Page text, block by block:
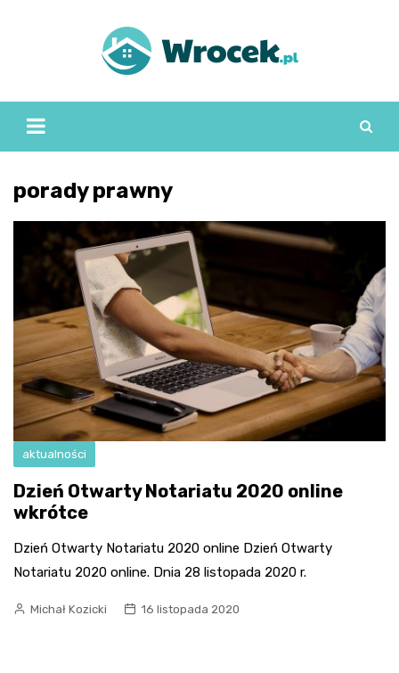
porady prawny
aktualności
Dzień Otwarty Notariatu 2020 online
wkrótce
Dzień Otwarty Notariatu 2020 online Dzień Otwarty
Notariatu 2020 online. Dnia 28 listopada 2020 r.
Michał Kozicki 16 listopada 2020